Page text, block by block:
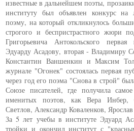
известные в дальнейшем поэты,
институту был объявлен конкурс на
поэму, на который откликнулось
строгого и беспристрастного жюри
Григорьевича Антокольского
Эдуарду Асадову, вторая - Владимиру
Константин Ваншенкин и Максим
журнале "Огонек" состоялась первая
через год его поэма "Снова в строй"
Союзе писателей, где получила
именитых поэтов, как Вера
Светлов, Александр Коваленков,
За 5 лет учебы в институте Эдуард
тройки и окончил институт с